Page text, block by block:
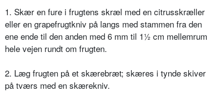
1. Skær en fure i frugtens skræl med en citrusskræller
eller en grapefrugtkniv på langs med stammen fra den
ene ende til den anden med 6 mm til 1½ cm mellemrum
hele vejen rundt om frugten.
2. Læg frugten på et skærebræt; skæres i tynde skiver
på tværs med en skærekniv.